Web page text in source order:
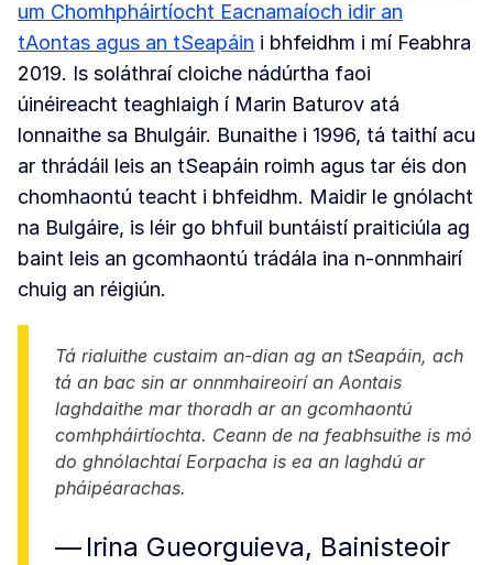
um Chomhpháirtíocht Eacnamaíoch idir an
tAontas agus an tSeapáin i bhfeidhm i mí Feabhra
2019. Is soláthraí cloiche nádúrtha faoi
úinéireacht teaghlaigh í Marin Baturov atá
lonnaithe sa Bhulgáir. Bunaithe i 1996, tá taithí acu
ar thrádáil leis an tSeapáin roimh agus tar éis don
chomhaontú teacht i bhfeidhm. Maidir le gnólacht
na Bulgáire, is léir go bhfuil buntáistí praiticiúla ag
baint leis an gcomhaontú trádála ina n-onnmhairí
chuig an réigiún.
Tá rialuithe custaim an-dian ag an tSeapáin, ach
tá an bac sin ar onnmhaireoirí an Aontais
laghdaithe mar thoradh ar an gcomhaontú
comhpháirtíochta. Ceann de na feabhsuithe is mó
do ghnólachtaí Eorpacha is ea an laghdú ar
pháipéarachas.
Irina Gueorguieva, Bainisteoir